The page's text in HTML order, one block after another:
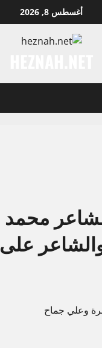
أغسطس 8, 2026
محمد
وعلي جماح